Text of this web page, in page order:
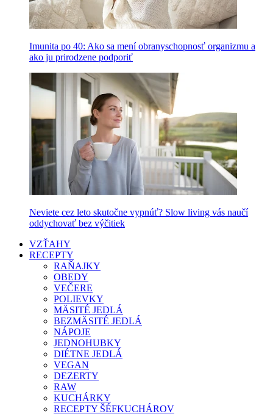
Imunita po 40: Ako sa mení obranyschopnosť organizmu a
ako ju prirodzene podporiť
Neviete cez leto skutočne vypnúť? Slow living vás naučí
oddychovať bez výčitiek
VZŤAHY
RECEPTY
RAŇAJKY
OBEDY
VEČERE
POLIEVKY
MÄSITÉ JEDLÁ
BEZMÄSITÉ JEDLÁ
NÁPOJE
JEDNOHUBKY
DIÉTNE JEDLÁ
VEGAN
DEZERTY
RAW
KUCHÁRKY
RECEPTY ŠÉFKUCHÁROV